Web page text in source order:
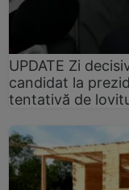
UPDATE Zi
candidat la
tentativă de